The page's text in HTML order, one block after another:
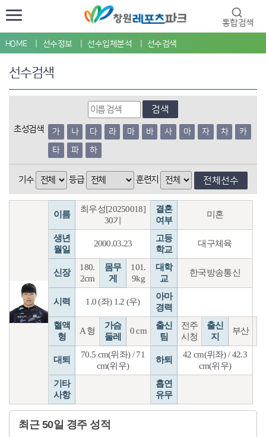
통합검색
HOME 선수정보 선수입체분석 선수검색
선수검색
검색
초성검색 가 나 다 라 마 바 사 아 자 차
카
타
파 하
기수 등급 훈련지 전체선수
이름
최우성[20250018]
30기
결혼
여부
미혼
생년
월일
2000.03.23
고등
학교
대구체육
신장
180.
2cm
몸무
게
101.
9kg
대학
교
한국방송통신
시력 1.0 (좌) 1.2 (우)
아마
경력
혈액
형
A 형
가슴
둘레
0 cm
출신
팀
전주
시청
출신
지
부산
대퇴
70.5 cm(위좌) / 71
cm(위우)
하퇴
42 cm(위좌) / 42.3
cm(위우)
기타
사항
흡연
유무